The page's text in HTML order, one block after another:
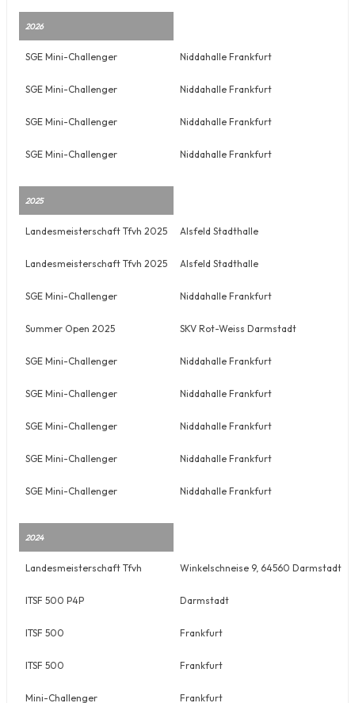
2026
SGE Mini-Challenger Niddahalle Frankfurt
SGE Mini-Challenger Niddahalle Frankfurt
SGE Mini-Challenger Niddahalle Frankfurt
SGE Mini-Challenger Niddahalle Frankfurt
2025
Landesmeisterschaft Tfvh 2025 Alsfeld Stadthalle
Landesmeisterschaft Tfvh 2025 Alsfeld Stadthalle
SGE Mini-Challenger Niddahalle Frankfurt
Summer Open 2025 SKV Rot-Weiss Darmstadt
SGE Mini-Challenger Niddahalle Frankfurt
SGE Mini-Challenger Niddahalle Frankfurt
SGE Mini-Challenger Niddahalle Frankfurt
SGE Mini-Challenger Niddahalle Frankfurt
SGE Mini-Challenger Niddahalle Frankfurt
2024
Landesmeisterschaft Tfvh Winkelschneise 9, 64560 Darmstadt
ITSF 500 P4P Darmstadt
ITSF 500 Frankfurt
ITSF 500 Frankfurt
Mini-Challenger Frankfurt